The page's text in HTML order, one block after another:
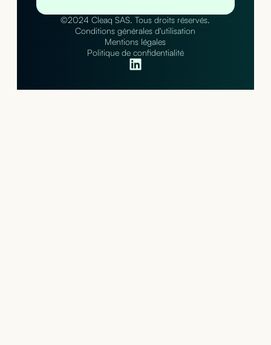
©2024 Cleaq SAS. Tous droits réservés.
Conditions générales d'utilisation
Mentions légales
Politique de confidentialité